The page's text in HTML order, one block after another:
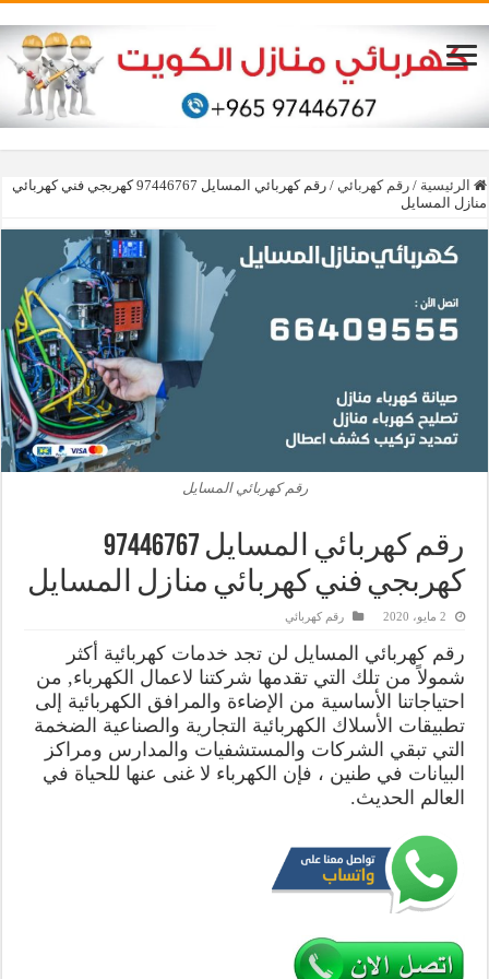
الرئيسية / رقم كهربائي /
رقم كهربائي المسايل 97446767‬ كهربجي فني كهربائي
منازل المسايل
رقم كهربائي المسايل
كهربجي فني كهربائي منازل المسايل
2 مايو، 2020 رقم كهربائي
رقم كهربائي المسايل لن تجد خدمات كهربائية أكثر
شمولاً من تلك التي تقدمها شركتنا لاعمال الكهرباء, من
احتياجاتنا الأساسية من الإضاءة والمرافق الكهربائية إلى
تطبيقات الأسلاك الكهربائية التجارية والصناعية الضخمة
التي تبقي الشركات والمستشفيات والمدارس ومراكز
البيانات في طنين ، فإن الكهرباء لا غنى عنها للحياة في
العالم الحديث.